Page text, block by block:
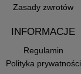
Zasady zwrotów
INFORMACJE
Regulamin
Polityka prywatności